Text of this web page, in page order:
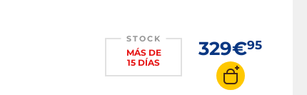
STOCK
MÁS DE
15 DÍAS
329€95